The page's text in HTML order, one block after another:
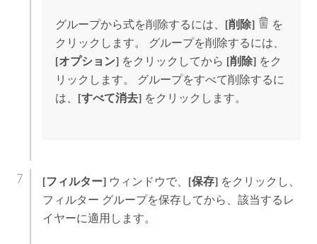
グループから式を削除するには、 [削除]
を
クリックします。 グループを削除するには、
[オプション]をクリックしてから [削除]をク
リックします。 グループをすべて削除するに
は、 [すべて消去]をクリックします。
[フィルター]ウィンドウで、 [保存]をクリックし、
フィルター グループを保存してから、該当するレ
イヤーに適用します。